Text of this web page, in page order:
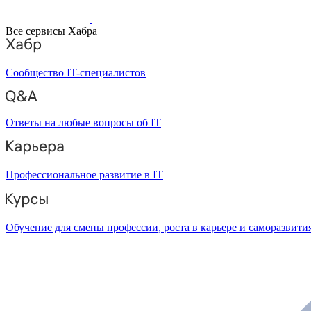
Все сервисы Хабра
Сообщество IT-специалистов
Ответы на любые вопросы об IT
Профессиональное развитие в IT
Обучение для смены профессии, роста в карьере и